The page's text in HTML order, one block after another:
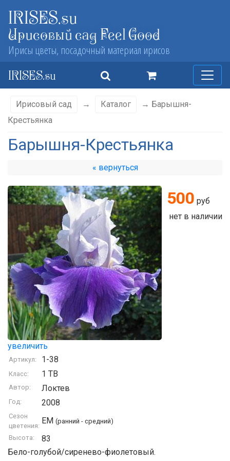
IRISES.su
Ирисовый сад Feel Good
Ирисы цветы, посадочный материал ирисов
IRISES.su
Ирисовый сад → Каталог
→ Барышня-
Крестьянка
Барышня-Крестьянка
« вернуться
увеличить
500 руб
нет в наличии
Артикул: 1-38
Класс: 1 TB
Автор: Локтев
Год: 2008
Сезон
цветения:
EM (ранний - средний)
Высота:
83
Бело-голубой/сиренево-фиолетовый.